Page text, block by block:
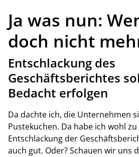
Ja was nun:
doch nicht
Entschlackung des
Geschäftsberichtes
Bedacht erfolgen
Da dachte ich, die Unternehmen
Pustekuchen. Da habe ich wohl
Entschlackung der
auch gut. Oder? Schauen wir uns